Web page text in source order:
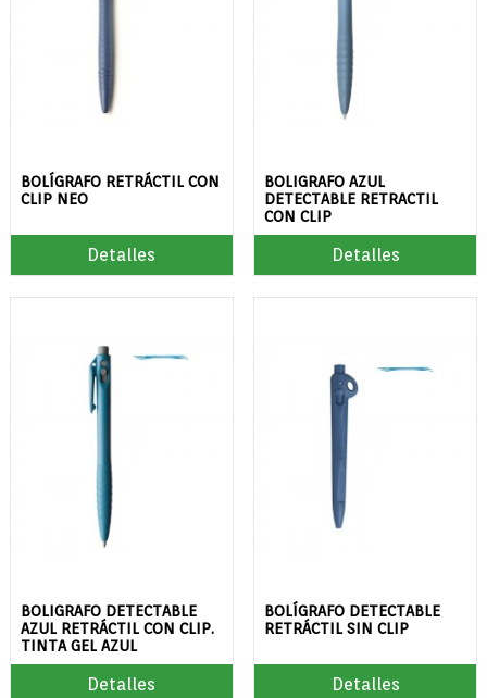
BOLÍGRAFO RETRÁCTIL CON
CLIP NEO
Detalles
BOLIGRAFO AZUL
DETECTABLE RETRACTIL
CON CLIP
Detalles
BOLIGRAFO DETECTABLE
AZUL RETRÁCTIL CON CLIP.
TINTA GEL AZUL
Detalles
BOLÍGRAFO DETECTABLE
RETRÁCTIL SIN CLIP
Detalles